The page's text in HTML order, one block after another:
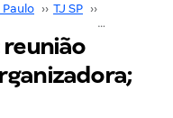
Paulo ›› TJ SP ››
reunião